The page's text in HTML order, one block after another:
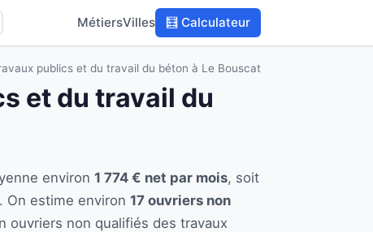
MétiersVilles 🧮 Calculateur
publics et du travail du béton à Le Bouscat
et du travail du
environ 1 774 € net par mois, soit
On estime environ 17 ouvriers non
ouvriers non qualifiés des travaux